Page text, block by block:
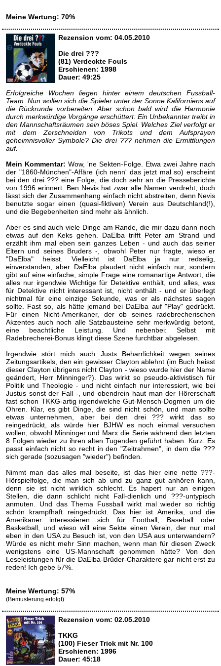
Meine Wertung: 70%
Rezension vom: 04.05.2010
Die drei ???
(81) Verdeckte Fouls
Erschienen: 1998
Dauer: 49:25
Erfolgreiche Wochen liegen hinter einem deutschen Fussball-
Team. Nun wollen sich die Spieler unter der Sonne Kaliforniens auf
die Rückrunde vorbereiten. Aber schon bald wird die Harmonie
durch merkwürdige Vorgänge erschüttert: Ein Unbekannter treibt in
den Mannschaftsräumen sein böses Spiel. Welches Ziel verfolgt er
mit dem Zerschneiden von Trikots und dem Aufsprayen
geheimnisvoller Symbole? Die drei ??? nehmen die Ermittlungen
auf.
Mein Kommentar: Wow, 'ne Sekten-Folge. Etwa zwei Jahre nach
der "1860-München"-Affäre (ich nenn' das jetzt mal so) erscheint
bei den drei ??? eine Folge, die doch sehr an die Presseberichte
von 1996 erinnert. Ben Nevis hat zwar alle Namen verdreht, doch
lässt sich der Zusammenhang einfach nicht abstreiten, denn Nevis
benutzte sogar einen (quasi-fiktiven) Verein aus Deutschland(!),
und die Begebenheiten sind mehr als ähnlich.
Aber es sind auch viele Dinge am Rande, die mir dazu dann noch
etwas auf den Keks gehen. DaElba trifft Peter am Strand und
erzählt ihm mal eben sein ganzes Leben - und auch das seiner
Eltern und seines Bruders -, obwohl Peter nur fragte, wieso er
"DaElba" heisst. Vielleicht ist DaElba ja nur redselig,
einverstanden, aber DaElba plaudert nicht einfach nur, sondern
gibt auf eine einfache, simple Frage eine romanartige Antwort, die
alles nur irgendwie Wichtige für Detektive enthält, und alles, was
für Detektive nicht interessant ist, nicht enthält - und er überlegt
nichtmal für eine einzige Sekunde, was er als nächstes sagen
sollte. Fast so, als hätte jemand bei DaElba auf "Play" gedrückt.
Für einen Nicht-Amerikaner, der ob seines radebrecherischen
Akzentes auch noch alle Satzbausteine sehr merkwürdig betont,
eine beachtliche Leistung. Und nebenbei: Selbst mit
Radebrecherei-Bonus klingt diese Szene furchtbar abgelesen.
Irgendwie stört mich auch Justs Beharrlichkeit wegen seines
Zeitungsartikels, den ein gewisser Clayton ablehnt (im Buch heisst
dieser Clayton übrigens nicht Clayton - wieso wurde hier der Name
geändert, Herr Minninger?). Das wirkt so pseudo-aktivistisch für
Politik und Theologie - und nicht einfach nur interessiert, wie bei
Justus sonst der Fall -, und obendrein haut man der Hörerschaft
fast schon TKKG-artig irgendwelche Gut-Mensch-Dogmen um die
Ohren. Klar, es gibt Dinge, die sind nicht schön, und man sollte
etwas unternehmen, aber bei den drei ??? wirkt das so
reingedrückt, als würde hier BJHW es noch einmal versuchen
wollen, obwohl Minninger und Marx die Serie während den letzten
8 Folgen wieder zu ihren alten Tugenden geführt haben. Kurz: Es
passt einfach nicht so recht in den "Zeitrahmen", in dem die ???
sich gerade (sozusagen "wieder") befinden.
Nimmt man das alles mal beseite, ist das hier eine nette ???-
Hörspielfolge, die man sich ab und zu ganz gut anhören kann,
denn sie ist nicht wirklich schlecht. Es hapert nur an einigen
Stellen, die dann schlicht nicht Fall-dienlich und ???-untypisch
anmuten. Und das Thema Fussball wirkt mal wieder so richtig
schön krampfhaft reingedrückt. Das hier ist Amerika, und die
Amerikaner interessieren sich für Football, Baseball oder
Basketball, und wieso will eine Sekte einen Verein, der nur mal
eben in den USA zu Besuch ist, von den USA aus unterwandern?
Würde es nicht mehr Sinn machen, wenn man für diesen Zweck
wenigstens eine US-Mannschaft genommen hätte? Von den
Leseleistungen für die DaElba-Brüder-Charaktere gar nicht erst zu
reden! Ich gebe 57%.
Meine Wertung: 57%
(Bemusterung erfolgt)
Rezension vom: 02.05.2010
TKKG
(100) Fieser Trick mit Nr. 100
Erschienen: 1996
Dauer: 45:18